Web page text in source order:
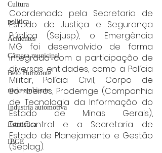
Cultura
politica
Acidentes
Câmara municipal
Belo Horizonte
meio ambiente
Industria automotiva
Estatística
IBGE
Coordenado pela Secretaria de
Estado de Justiça e Segurança
Pública (Sejusp), o Emergência
MG foi desenvolvido de forma
integrada com a participação de
diversas entidades, como a Polícia
Militar, Polícia Civil, Corpo de
Bombeiros, Prodemge (Companhia
de Tecnologia da Informação do
Estado de Minas Gerais),
TabControl e a Secretaria de
Estado de Planejamento e Gestão
(Seplag).